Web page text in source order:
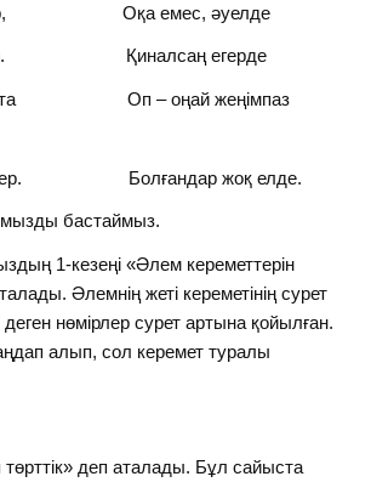
Оқа емес, әуелде
Қиналсаң егерде
Оп – оңай жеңімпаз
Болғандар жоқ елде.
бастаймыз.
1-кезеңі «Әлем кереметтерін
Әлемнің жеті кереметінің сурет
деген нөмірлер сурет артына қойылған.
алып, сол керемет туралы
деп аталады. Бұл сайыста